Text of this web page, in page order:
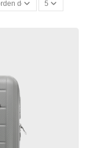
decreciente
5